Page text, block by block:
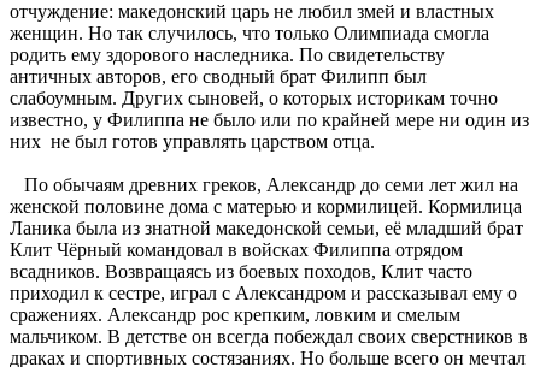
отчуждение: македонский царь не любил змей и властных
женщин. Но так случилось, что только Олимпиада смогла
родить ему здорового наследника. По свидетельству
античных авторов, его сводный брат Филипп был
слабоумным. Других сыновей, о которых историкам точно
известно, у Филиппа не было или по крайней мере ни один из
них не был готов управлять царством отца.
По обычаям древних греков, Александр до семи лет жил на
женской половине дома с матерью и кормилицей. Кормилица
Ланика была из знатной македонской семьи, её младший брат
Клит Чёрный командовал в войсках Филиппа отрядом
всадников. Возвращаясь из боевых походов, Клит часто
приходил к сестре, играл с Александром и рассказывал ему о
сражениях. Александр рос крепким, ловким и смелым
мальчиком. В детстве он всегда побеждал своих сверстников в
драках и спортивных состязаниях. Но больше всего он мечтал